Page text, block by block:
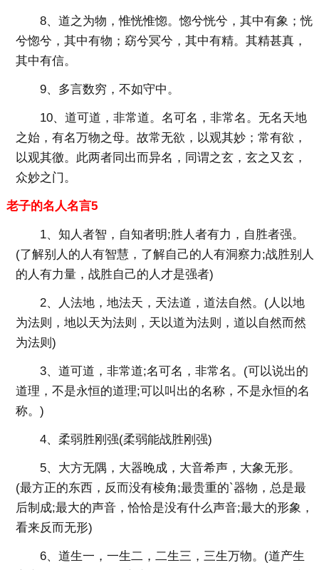
8、道之为物，惟恍惟惚。惚兮恍兮，其中有象；恍
兮惚兮，其中有物；窈兮冥兮，其中有精。其精甚真，
其中有信。
9、多言数穷，不如守中。
10、道可道，非常道。名可名，非常名。无名天地
之始，有名万物之母。故常无欲，以观其妙；常有欲，
以观其徼。此两者同出而异名，同谓之玄，玄之又玄，
众妙之门。
老子的名人名言5
1、知人者智，自知者明;胜人者有力，自胜者强。
(了解别人的人有智慧，了解自己的人有洞察力;战胜别人
的人有力量，战胜自己的人才是强者)
2、人法地，地法天，天法道，道法自然。(人以地
为法则，地以天为法则，天以道为法则，道以自然而然
为法则)
3、道可道，非常道;名可名，非常名。(可以说出的
道理，不是永恒的道理;可以叫出的名称，不是永恒的名
称。)
4、柔弱胜刚强(柔弱能战胜刚强)
5、大方无隅，大器晚成，大音希声，大象无形。
(最方正的东西，反而没有棱角;最贵重的`器物，总是最
后制成;最大的声音，恰恰是没有什么声音;最大的形象，
看来反而无形)
6、道生一，一生二，二生三，三生万物。(道产生